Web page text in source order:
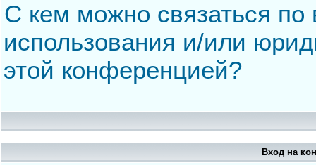
С кем можно связаться по
использования и/или
этой конференцией?
Вход на